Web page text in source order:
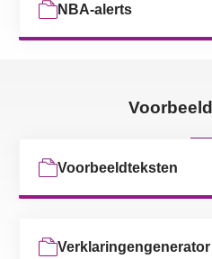
NBA-alerts
Voorbeeldteksten
Verklaringengenerator